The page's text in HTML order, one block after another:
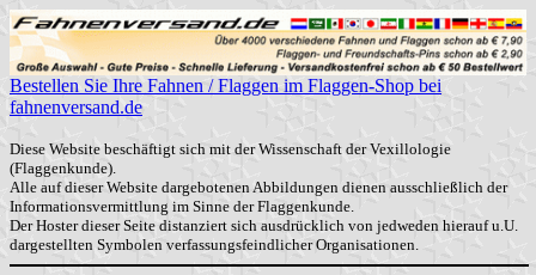
Bestellen Sie Ihre Fahnen / Flaggen im Flaggen-Shop bei
fahnenversand.de
Diese Website beschäftigt sich mit der Wissenschaft der Vexillologie
(Flaggenkunde).
Alle auf dieser Website dargebotenen Abbildungen dienen ausschließlich der
Informationsvermittlung im Sinne der Flaggenkunde.
Der Hoster dieser Seite distanziert sich ausdrücklich von jedweden hierauf u.U.
dargestellten Symbolen verfassungsfeindlicher Organisationen.